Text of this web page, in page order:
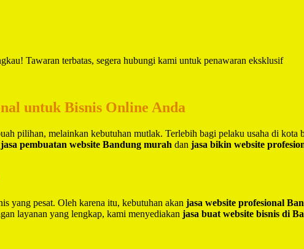
Tawaran terbatas, segera hubungi kami untuk penawaran eksklusif
untuk Bisnis Online Anda
pilihan, melainkan kebutuhan mutlak. Terlebih bagi pelaku usaha di kota
jasa pembuatan website Bandung murah dan jasa bikin website
yang pesat. Oleh karena itu, kebutuhan akan jasa website profesional
layanan yang lengkap, kami menyediakan jasa buat website bisnis di